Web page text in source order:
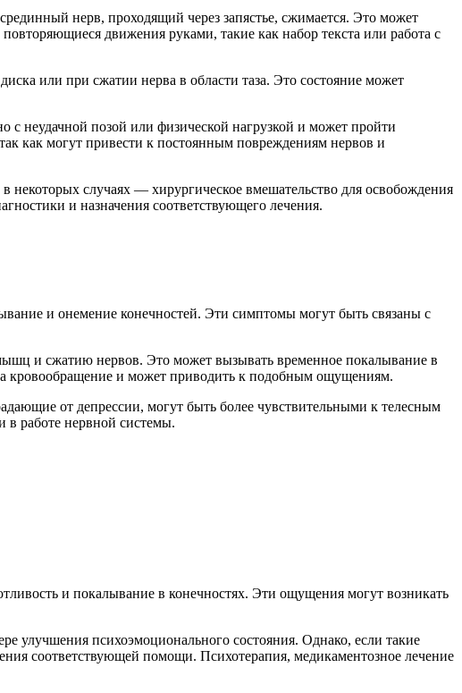
нерв, проходящий через запястье, сжимается. Это может
движения руками, такие как набор текста или работа с
или при сжатии нерва в области таза. Это состояние может
неудачной позой или физической нагрузкой и может пройти
как могут привести к постоянным повреждениям нервов и
некоторых случаях — хирургическое вмешательство для освобождения
и назначения соответствующего лечения.
и онемение конечностей. Эти симптомы могут быть связаны с
и сжатию нервов. Это может вызывать временное покалывание в
кровообращение и может приводить к подобным ощущениям.
от депрессии, могут быть более чувствительными к телесным
в работе нервной системы.
и покалывание в конечностях. Эти ощущения могут возникать
улучшения психоэмоционального состояния. Однако, если такие
соответствующей помощи. Психотерапия, медикаментозное лечение